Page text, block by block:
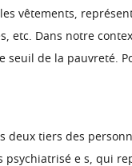
vêtements,
etc. Dans notre
de la pauvreté.
tiers des
psychiatrisé e s, qui